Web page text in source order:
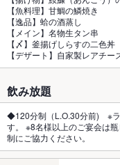
【魚料理】甘鯛の鱗焼き
【逸品】蛤の酒蒸し
【メイン】名物生タン串
【〆】釜揚げしらすの二色丼
【デザート】自家製レアチー
飲み放題
◆120分制（L.O.30分前) ※ラ
す。 ※8名様以上のご宴会は
制にご協力ください。